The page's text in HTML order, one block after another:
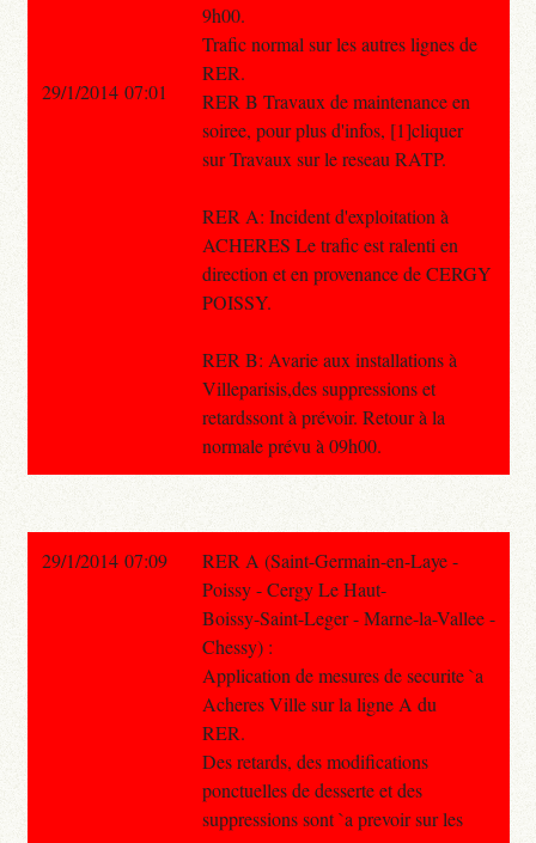
9h00.
Trafic normal sur les autres lignes de
RER.
RER B Travaux de maintenance en
soiree, pour plus d'infos, [1]cliquer
sur Travaux sur le reseau RATP.
RER A: Incident d'exploitation à
ACHERES Le trafic est ralenti en
direction et en provenance de CERGY
POISSY.
RER B: Avarie aux installations à
Villeparisis,des suppressions et
retardssont à prévoir. Retour à la
normale prévu à 09h00.
29/1/2014 07:01
29/1/2014 07:09
RER A (Saint-Germain-en-Laye -
Poissy - Cergy Le Haut-
Boissy-Saint-Leger - Marne-la-Vallee -
Chessy) :
Application de mesures de securite `a
Acheres Ville sur la ligne A du
RER.
Des retards, des modifications
ponctuelles de desserte et des
suppressions sont `a prevoir sur les